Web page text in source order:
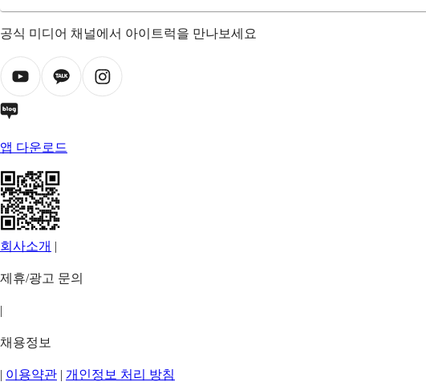
공식 미디어 채널에서 아이트럭을 만나보세요
앱 다운로드
회사소개 |
제휴/광고 문의
|
채용정보
| 이용약관 | 개인정보 처리 방침